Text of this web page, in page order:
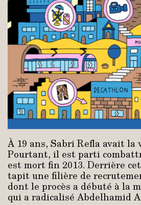
À 19 ans, Sabri Refla avait la
Pourtant, il est parti
est mort fin 2013. Derrière
tapit une filière de
dont le procès a débuté à la
qui a radicalisé Abdelhamid